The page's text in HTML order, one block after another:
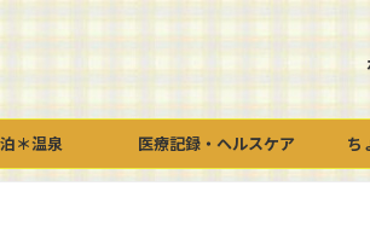
＊温泉 医療記録・ヘルスケア ち